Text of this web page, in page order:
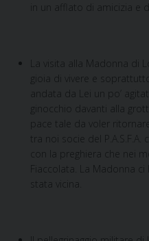
in un afflato di amicizia e
La visita alla Madonna di
gioia di vivere e
andata da Lei un po’
ginocchio davanti alla
pace tale da voler
tra noi socie del
con la preghiera che nei
Fiaccolata. La Madonna ci
stata vicina.